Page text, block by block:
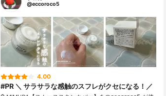
@eccoroco5
4.00
#PR ＼ サラサラな感触のスフレがクセになる！／